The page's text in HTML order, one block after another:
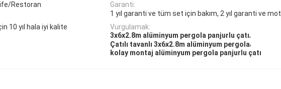
Restoran
Garanti:
1 yıl garanti ve tüm set için bakım, 2 yıl garanti ve
10 yıl hala iyi kalite
Vurgulamak:
3x6x2.8m alüminyum pergola panjurlu çatı,
Çatılı tavanlı 3x6x2.8m alüminyum pergola,
kolay montaj alüminyum pergola panjurlu çatı